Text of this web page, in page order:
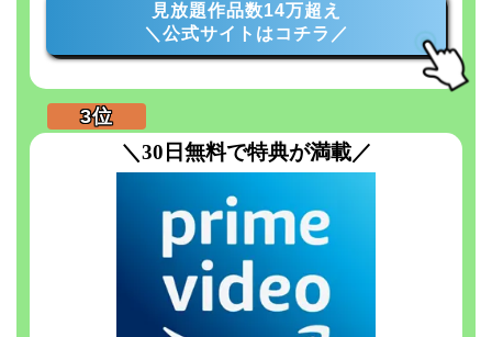
見放題作品数14万超え
＼公式サイトはコチラ／
＼30日無料で特典が満載／